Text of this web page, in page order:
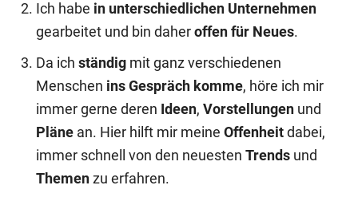
Ich habe in unterschiedlichen Unternehmen
gearbeitet und bin daher offen für Neues.
Da ich ständig mit ganz verschiedenen
Menschen ins Gespräch komme, höre ich mir
immer gerne deren Ideen, Vorstellungen und
Pläne an. Hier hilft mir meine Offenheit dabei,
immer schnell von den neuesten Trends und
Themen zu erfahren.